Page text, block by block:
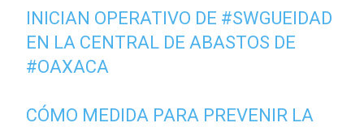
INICIAN OPERATIVO DE #SWGUEIDAD
EN LA CENTRAL DE ABASTOS DE
#OAXACA
CÓMO MEDIDA PARA PREVENIR LA